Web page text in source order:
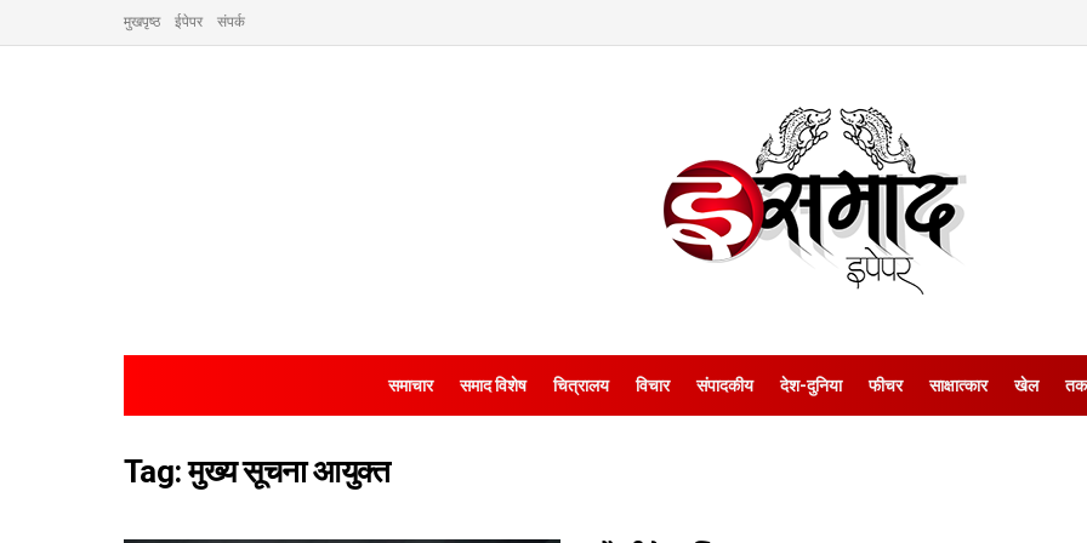
मुखपृष्ठ ईपेपर संपर्क
समाचार समाद विशेष चित्रालय विचार संपादकीय देश-दुनिया फीचर साक्षात्‍कार खेल
Tag:मुख्य सूचना आयुक्त